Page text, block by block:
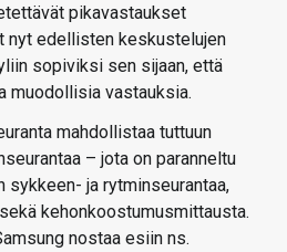
pikavastaukset
nyt edellisten keskustelujen
sopiviksi sen sijaan, että
muodollisia vastauksia.
mahdollistaa tuttuun
– jota on paranneltu
sykkeen- ja rytminseurantaa,
kehonkoostumusmittausta.
nostaa esiin ns.